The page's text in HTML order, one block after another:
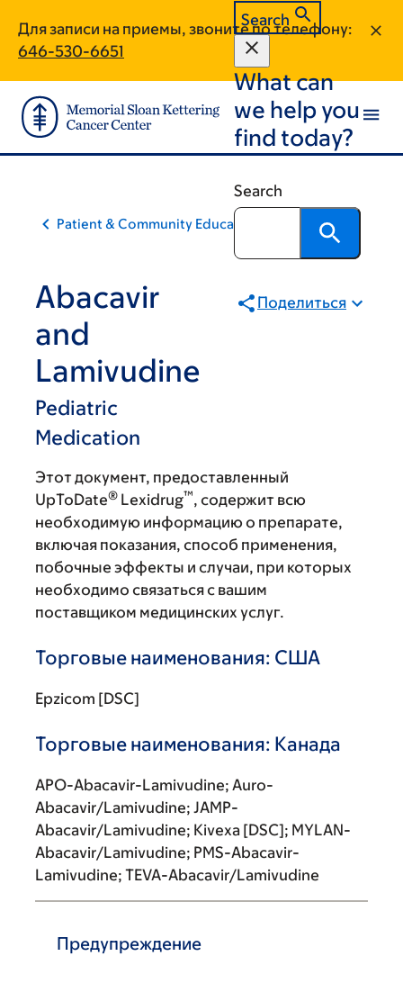
main
content
footer
Для записи на приемы, звоните по телефону:
646-530-6651
Search
What can
we help you
find today?
Search
Patient & Community Education
Abacavir
and
Lamivudine
Pediatric
Medication
Поделиться
Этот документ, предоставленный
UpToDate® Lexidrug™, содержит всю
необходимую информацию о препарате,
включая показания, способ применения,
побочные эффекты и случаи, при которых
необходимо связаться с вашим
поставщиком медицинских услуг.
Торговые наименования: США
Epzicom [DSC]
Торговые наименования: Канада
APO-Abacavir-Lamivudine; Auro-
Abacavir/Lamivudine; JAMP-
Abacavir/Lamivudine; Kivexa [DSC]; MYLAN-
Abacavir/Lamivudine; PMS-Abacavir-
Lamivudine; TEVA-Abacavir/Lamivudine
Предупреждение